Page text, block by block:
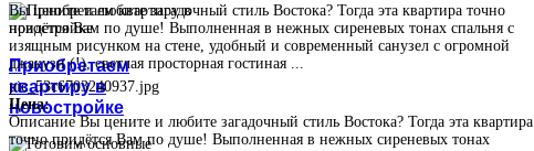
Приобретаем
квартиру в
новостройке
Вы цените и любите загадочный стиль Востока? Тогда эта квартира точно
придётся Вам по душе! Выполненная в нежных сиреневых тонах спальня с
изящным рисунком на стене, удобный и современный санузел с огромной
джакузи (!), светлая просторная гостиная ...
pic_53c6703240937.jpg
Цена:
ОписаниеВы цените и любите загадочный стиль Востока? Тогда эта квартира
точно придётся Вам по душе! Выполненная в нежных сиреневых тонах